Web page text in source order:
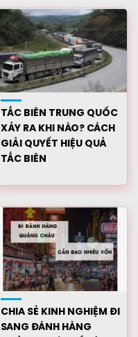
TẮC BIÊN TRUNG QUỐC
XẢY RA KHI NÀO? CÁCH
GIẢI QUYẾT HIỆU QUẢ
TẮC BIÊN
CHIA SẺ KINH NGHIỆM ĐI
SANG ĐÁNH HÀNG